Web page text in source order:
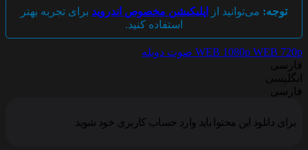
توجه: می‌توانید از اپلیکیشن مخصوص اندروید برای تجربه بهتر
استفاده کنید.
WEB 1080p WEB 720p
صوت دوبله
فارسی
انگلیسی
فارسی
برای دانلود این محتوا باید وارد حساب کاربری خود شوید